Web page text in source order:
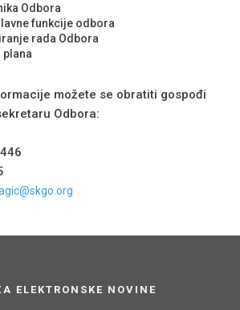
Odbora
funkcije odbora
rada Odbora
možete se obratiti gospođi
Odbora:
ELEKTRONSKE NOVINE